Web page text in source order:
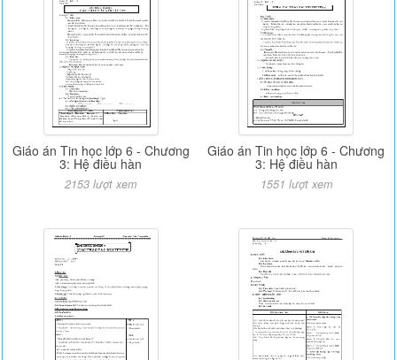
Giáo án Tin học lớp 6 - Chương
3: Hệ điều hàn
2153 lượt xem
Giáo án Tin học lớp 6 - Chương
3: Hệ điều hàn
1551 lượt xem